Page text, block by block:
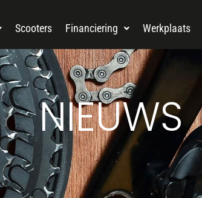
Scooters Financiering Werkplaats
NIEUWS